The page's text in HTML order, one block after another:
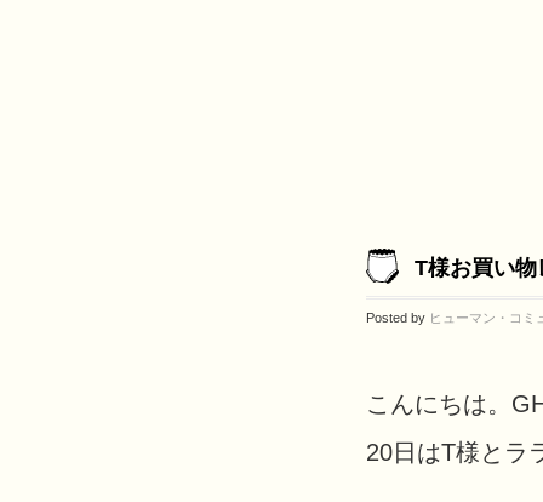
T様お買い物
Posted by ヒューマン・コミ
こんにちは。
20日はT様とラ